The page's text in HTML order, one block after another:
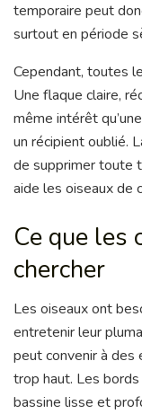
temporaire peut
surtout en période
Cependant, toutes
Une flaque claire,
même intérêt
un récipient oublié.
de supprimer toute
aide les oiseaux de
Ce que les
chercher
Les oiseaux ont
entretenir leur
peut convenir à des
trop haut. Les
bassine lisse et